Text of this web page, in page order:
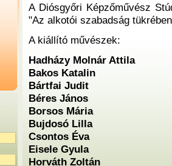
A Diósgyőri Képzőművész
"Az alkotói szabadság
A kiállító művészek:
Hadházy Molnár Attila
Bakos Katalin
Bártfai Judit
Béres János
Borsos Mária
Bujdosó Lilla
Csontos Éva
Eisele Gyula
Horváth Zoltán